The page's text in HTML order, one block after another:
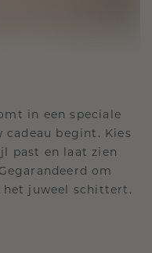
in een speciale
cadeau begint. Kies
past en laat zien
om
juweel schittert.